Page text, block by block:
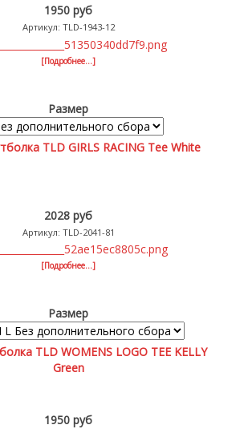
1950 руб
Артикул: TLD-1943-12
[Подробнее...]
Размер
TLD GIRLS RACING Tee White
2028 руб
Артикул: TLD-2041-81
[Подробнее...]
Размер
TLD WOMENS LOGO TEE KELLY
Green
1950 руб